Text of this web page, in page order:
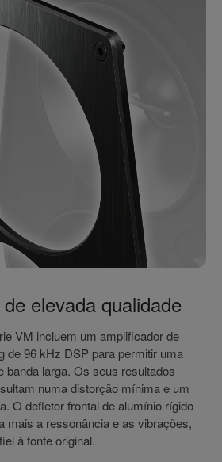
elevada qualidade
VM incluem um amplificador de
de 96 kHz DSP para permitir uma
banda larga. Os seus resultados
numa distorção mínima e um
O defletor frontal de alumínio rígido
mais a ressonância e as vibrações,
à fonte original.